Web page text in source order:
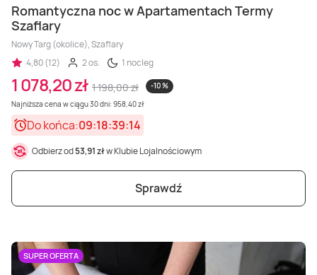
Romantyczna noc w Apartamentach Termy
Szaflary
Nowy Targ (okolice), Szaflary
4,80 (12)
2 os. 1 nocleg
1 078,20 zł 1 198,00 zł
-10 %
Najniższa cena w ciągu 30 dni: 958,40 zł
Do końca:09:18:39:12
Odbierz od53,91 złw Klubie Lojalnościowym
Sprawdź
SUPER OFERTA